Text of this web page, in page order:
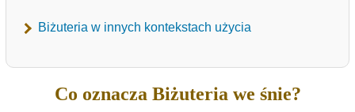
Biżuteria w innych kontekstach użycia
Co oznacza Biżuteria we śnie?